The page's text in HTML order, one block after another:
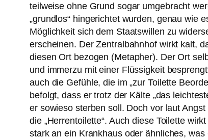
teilweise ohne Grund sogar umgebracht
„grundlos“ hingerichtet wurden, genau wie
Möglichkeit sich dem Staatswillen zu
erscheinen. Der Zentralbahnhof wirkt kalt,
diesen Ort bezogen (Metapher). Der Ort
und immerzu mit einer Flüssigkeit
auch die Gefühle, die im „zur Toilette
befolgt, dass er trotz der Kälte „das
er sowieso sterben soll. Doch vor laut
die „Herrentoilette“. Auch diese Toilette
stark an ein Krankhaus oder ähnliches,